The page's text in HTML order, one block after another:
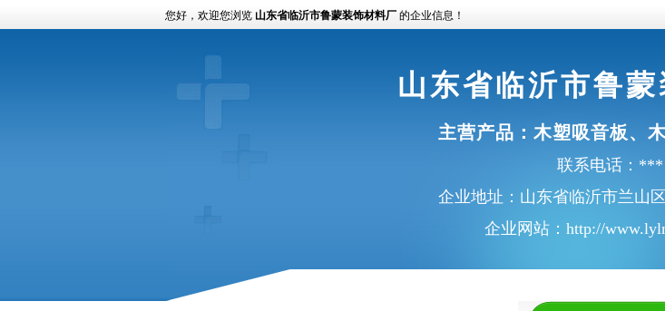
您好，欢迎您浏览 山东省临沂市鲁蒙装饰材料厂 的企业信息！
山东省临沂市鲁
主营产品： 木塑吸音板 、
联系电话：***
企业地址：山东省临沂市兰山
企业网站： http://